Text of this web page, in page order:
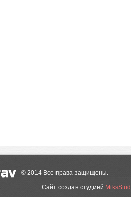
© 2014 Все права защищены.
Сайт создан студией